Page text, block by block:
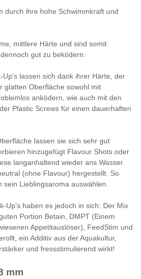
durch ihre hohe Schwimmkraft und
mittlere Härte und sind somit
gut zu beködern.
lassen sich dank ihrer Härte, der
glatten Oberfläche sowohl mit
anködern, wie auch mit den
Plastic Screws für einen dauerhaften
lassen sie sich sehr gut
hinzugefügt Flavour Shots oder
langanhaltend wieder ans Wasser
(ohne Flavour) hergestellt. So
sein Lieblingsaroma auswählen.
Up's haben es jedoch in sich: Der Mix
Portion Betain, DMPT (Einem
Appetitauslöser), FeedStim und
ein Additiv aus der Aquakultur,
und fressstimulierend wirkt!
mm